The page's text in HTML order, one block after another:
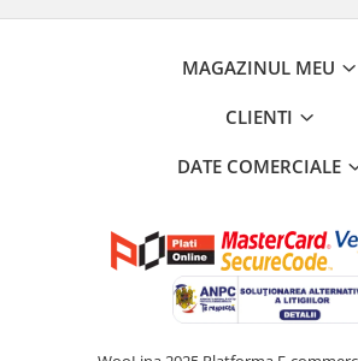
MAGAZINUL MEU
CLIENTI
DATE COMERCIALE